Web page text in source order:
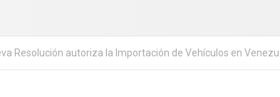
Resolución autoriza la Importación de Vehículos en